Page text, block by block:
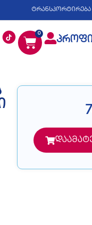
ტრანსპორტირება
0